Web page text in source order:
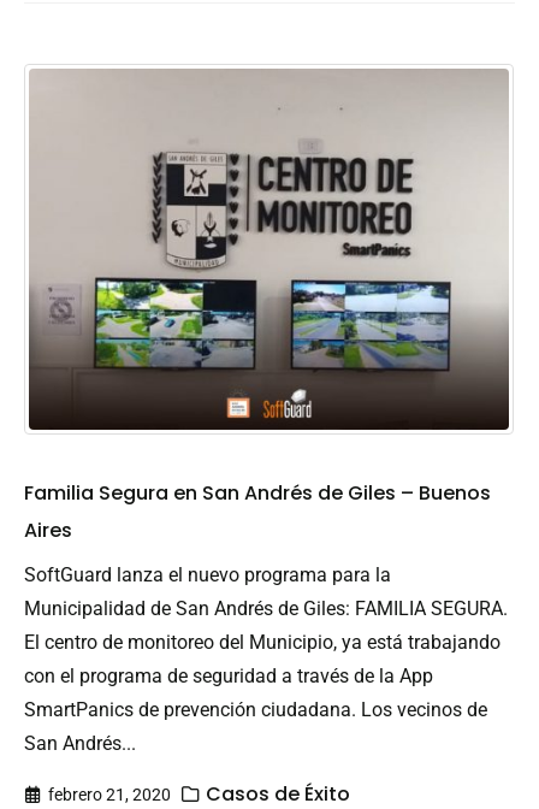
Familia Segura en San Andrés de Giles – Buenos
Aires
SoftGuard lanza el nuevo programa para la
Municipalidad de San Andrés de Giles: FAMILIA SEGURA.
El centro de monitoreo del Municipio, ya está trabajando
con el programa de seguridad a través de la App
SmartPanics de prevención ciudadana. Los vecinos de
San Andrés...
febrero 21, 2020 Casos de Éxito